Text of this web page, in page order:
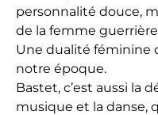
personnalité douce,
de la femme
Une dualité féminine
notre époque.
Bastet, c’est aussi la
musique et la danse,